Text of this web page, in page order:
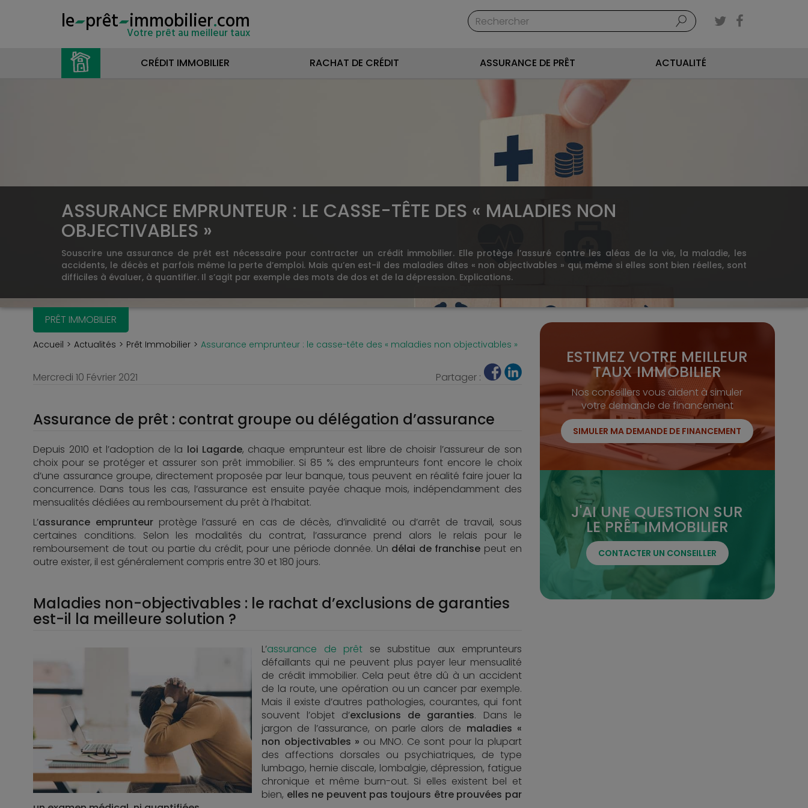
le prêt immobilier.com
Votre prêt au meilleur taux
CRÉDIT IMMOBILIER RACHAT DE CRÉDIT ASSURANCE DE PRÊT ACTUALITÉ
ASSURANCE EMPRUNTEUR : LE CASSE-TÊTE DES « MALADIES NON
OBJECTIVABLES »
Souscrire une assurance de prêt est nécessaire pour contracter un crédit immobilier. Elle protège l’assuré contre les aléas de la vie, la maladie, les
accidents, le décès et parfois même la perte d’emploi. Mais qu’en est-il des maladies dites « non objectivables » qui, même si elles sont bien réelles, sont
difficiles à évaluer, à quantifier. Il s’agit par exemple des mots de dos et de la dépression. Explications.
PRÊT IMMOBILIER
Accueil Actualités Prêt Immobilier Assurance emprunteur : le casse-tête des « maladies non objectivables »
Mercredi 10 Février 2021 Partager :
Assurance de prêt : contrat groupe ou délégation d’assurance
Depuis 2010 et l’adoption de la loi Lagarde, chaque emprunteur est libre de choisir l’assureur de son
choix pour se protéger et assurer son prêt immobilier. Si 85 % des emprunteurs font encore le choix
d’une assurance groupe, directement proposée par leur banque, tous peuvent en réalité faire jouer la
concurrence. Dans tous les cas, l’assurance est ensuite payée chaque mois, indépendamment des
mensualités dédiées au remboursement du prêt à l’habitat.
L’assurance emprunteur protège l’assuré en cas de décès, d’invalidité ou d’arrêt de travail, sous
certaines conditions. Selon les modalités du contrat, l’assurance prend alors le relais pour le
remboursement de tout ou partie du crédit, pour une période donnée. Un délai de franchise peut en
outre exister, il est généralement compris entre 30 et 180 jours.
Maladies non-objectivables : le rachat d’exclusions de garanties
est-il la meilleure solution ?
L’assurance de prêt se substitue aux emprunteurs
défaillants qui ne peuvent plus payer leur mensualité
de crédit immobilier. Cela peut être dû à un accident
de la route, une opération ou un cancer par exemple.
Mais il existe d’autres pathologies, courantes, qui font
souvent l’objet d’exclusions de garanties. Dans le
jargon de l’assurance, on parle alors de maladies «
non objectivables » ou MNO. Ce sont pour la plupart
des affections dorsales ou psychiatriques, de type
lumbago, hernie discale, lombalgie, dépression, fatigue
chronique et même burn-out. Si elles existent bel et
bien, elles ne peuvent pas toujours être prouvées par
ESTIMEZ VOTRE MEILLEUR
TAUX IMMOBILIER
Nos conseillers vous aident à simuler
votre demande de financement
SIMULER MA DEMANDE DE FINANCEMENT
J'AI UNE QUESTION SUR
LE PRÊT IMMOBILIER
CONTACTER UN CONSEILLER